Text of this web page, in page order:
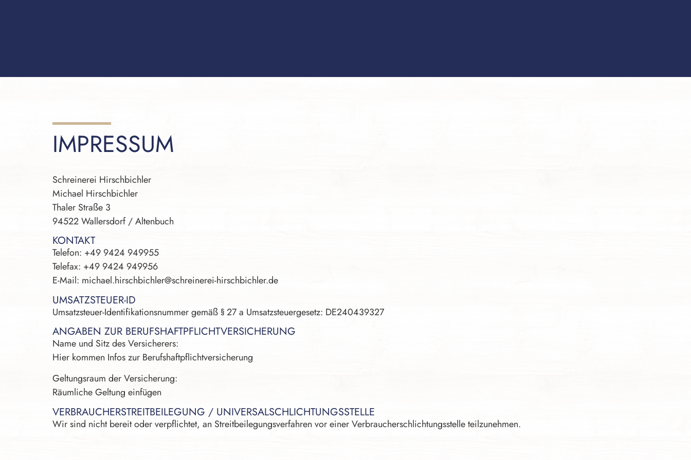
IMPRESSUM
Schreinerei Hirschbichler
Michael Hirschbichler
Thaler Straße 3
94522 Wallersdorf / Altenbuch
KONTAKT
Telefon: +49 9424 949955
Telefax: +49 9424 949956
E-Mail: michael.hirschbichler@schreinerei-hirschbichler.de
UMSATZSTEUER-ID
Umsatzsteuer-Identifikationsnummer gemäß § 27 a Umsatzsteuergesetz: DE240439327
ANGABEN ZUR BERUFS­HAFTPFLICHT­VERSICHERUNG
Name und Sitz des Versicherers:
Hier kommen Infos zur Berufshaftpflichtversicherung
Geltungsraum der Versicherung:
Räumliche Geltung einfügen
VERBRAUCHER­STREIT­BEILEGUNG / UNIVERSAL­SCHLICHTUNGS­STELLE
Wir sind nicht bereit oder verpflichtet, an Streitbeilegungsverfahren vor einer Verbraucherschlichtungsstelle teilzunehmen.